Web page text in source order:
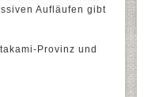
Aufläufen gibt
Provinz und